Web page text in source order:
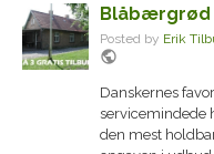
Blåbærgrød
Posted by Erik
public
Danskernes
servicemindede
den mest